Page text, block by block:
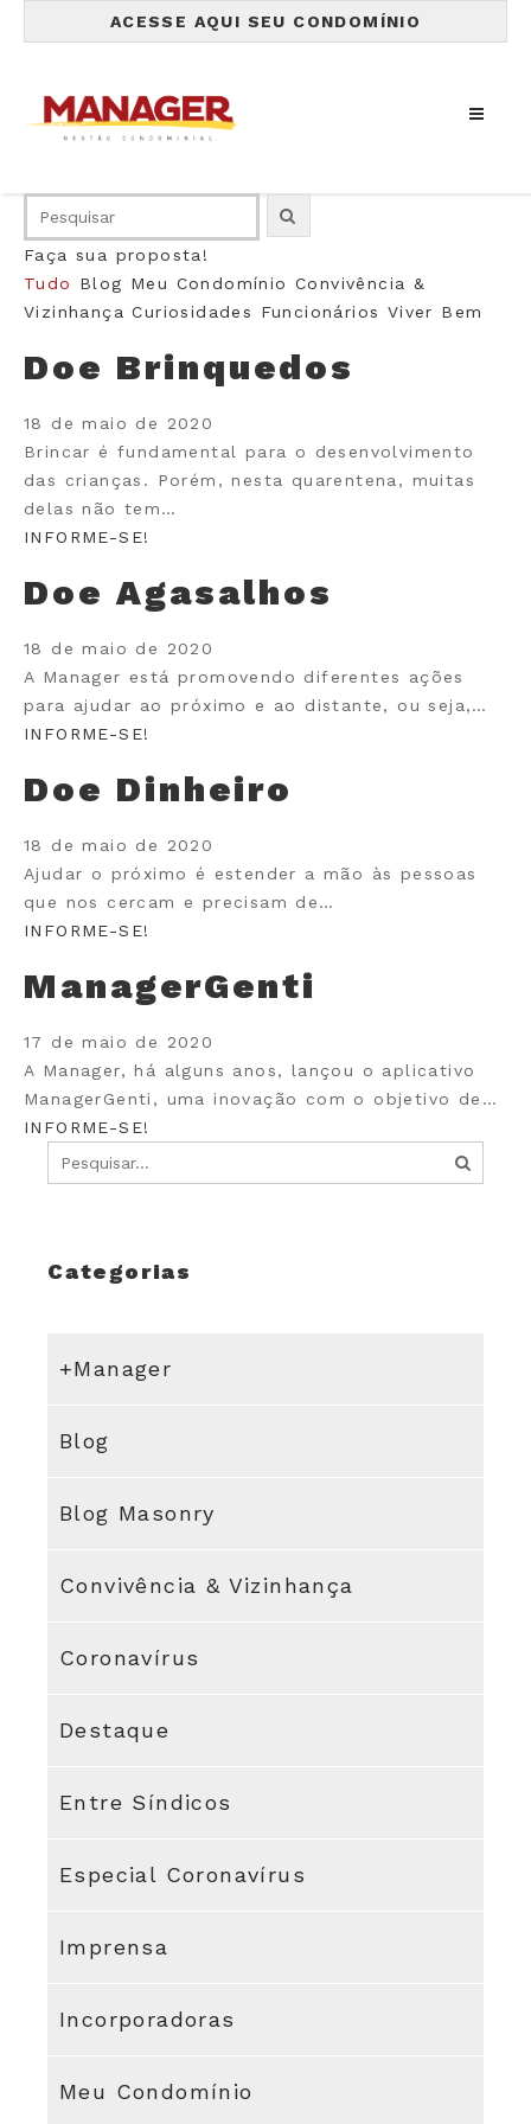
ACESSE AQUI SEU CONDOMÍNIO
Faça sua proposta!
Tudo
Blog Meu Condomínio Convivência &
Vizinhança Curiosidades Funcionários Viver Bem
Doe Brinquedos
18 de maio de 2020
Brincar é fundamental para o desenvolvimento
das crianças. Porém, nesta quarentena, muitas
delas não tem…
INFORME-SE!
Doe Agasalhos
18 de maio de 2020
A Manager está promovendo diferentes ações
para ajudar ao próximo e ao distante, ou seja,…
INFORME-SE!
Doe Dinheiro
18 de maio de 2020
Ajudar o próximo é estender a mão às pessoas
que nos cercam e precisam de…
INFORME-SE!
ManagerGenti
17 de maio de 2020
A Manager, há alguns anos, lançou o aplicativo
ManagerGenti, uma inovação com o objetivo de…
INFORME-SE!
Categorias
+Manager
Blog
Blog Masonry
Convivência & Vizinhança
Coronavírus
Destaque
Entre Síndicos
Especial Coronavírus
Imprensa
Incorporadoras
Meu Condomínio